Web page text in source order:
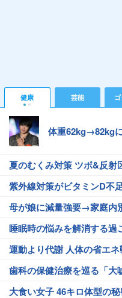
健康 芸能
体重62kg→82kg
夏のむくみ対策 ツボ&反射
紫外線対策がビタミンD不
母が娘に減量強要→家庭内
睡眠時の悩みを解消する過
運動より代謝 人体の省エ
歯科の保健治療を巡る「大
大食い女子 46キロ体型の